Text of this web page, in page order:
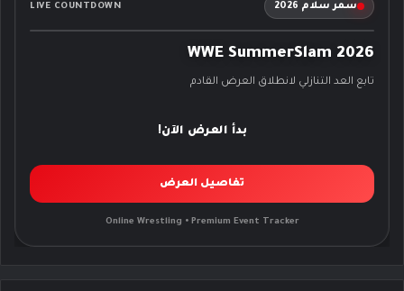
سمر سلام 2026 LIVE COUNTDOWN
WWE SummerSlam 2026
تابع العد التنازلي لانطلاق العرض القادم
بدأ العرض الآن!
تفاصيل العرض
Online Wrestling • Premium Event Tracker